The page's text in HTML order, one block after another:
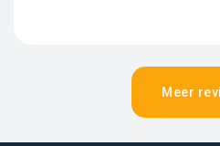
Meer